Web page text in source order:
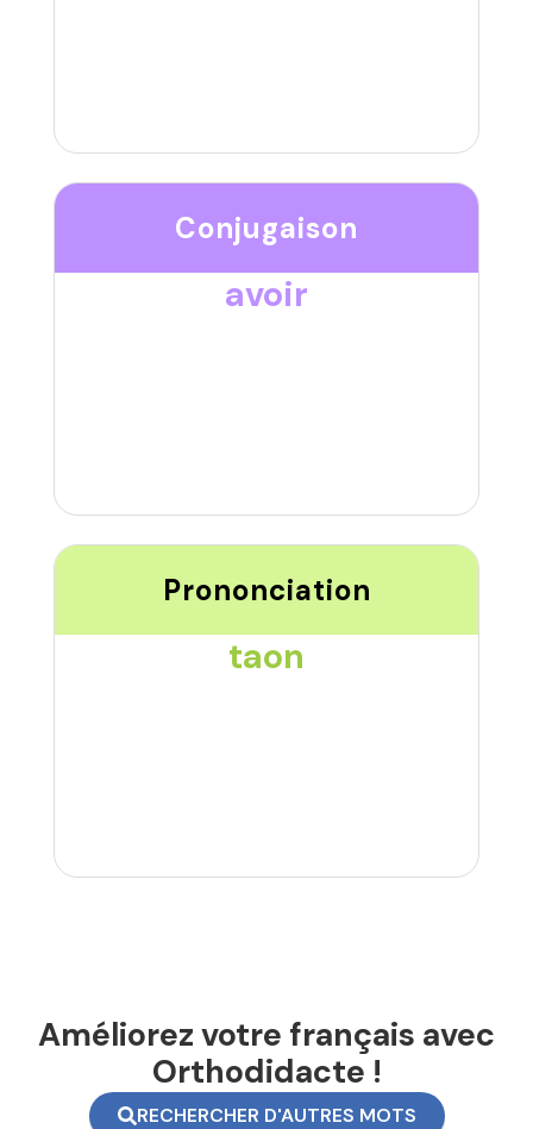
Conjugaison
avoir
Prononciation
taon
Améliorez votre français avec
Orthodidacte !
RECHERCHER D'AUTRES MOTS